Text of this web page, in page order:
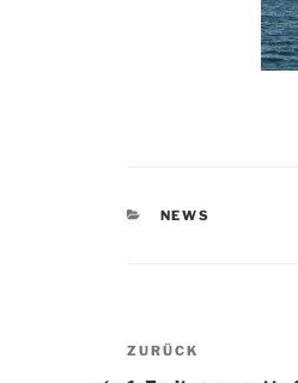
KATEGORIEN
NEWS
Vorheriger
ZURÜCK